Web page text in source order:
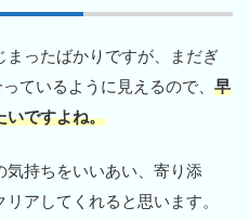
まったばかりですが、まだぎ
ているように見えるので、 早
いですよね。
持ちをいいあい、寄り添
アしてくれると思います。